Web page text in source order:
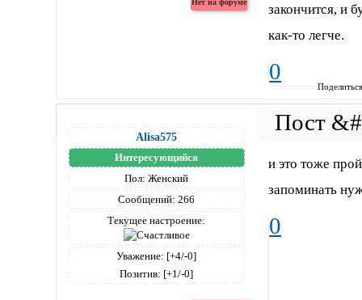
закончится, и
как-то легче.
0
Alisa575
Интересующийся
Пол: Женский
Сообщений: 266
Текущее настроение:
Уважение: [+4/-0]
Позитив: [+1/-0]
и это тоже
запоминать
0